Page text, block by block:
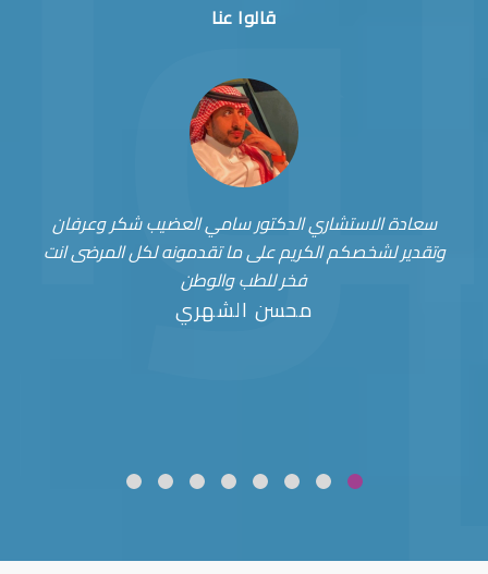
قالوا عنا
سعادة الاستشاري الدكتور سامي العضيب شكر وعرفان
وتقدير لشخصكم الكريم على ما تقدمونه لكل المرضى انت
فخر للطب والوطن
محسن الشهري